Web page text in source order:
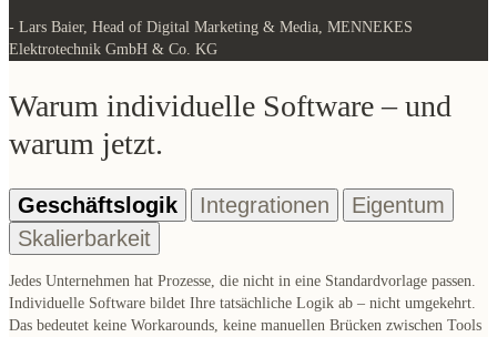
- Lars Baier, Head of Digital Marketing & Media, MENNEKES
Elektrotechnik GmbH & Co. KG
Warum individuelle Software – und
warum jetzt.
Geschäftslogik Integrationen
Eigentum
Skalierbarkeit
Jedes Unternehmen hat Prozesse, die nicht in eine Standardvorlage passen.
Individuelle Software bildet Ihre tatsächliche Logik ab – nicht umgekehrt.
Das bedeutet keine Workarounds, keine manuellen Brücken zwischen Tools